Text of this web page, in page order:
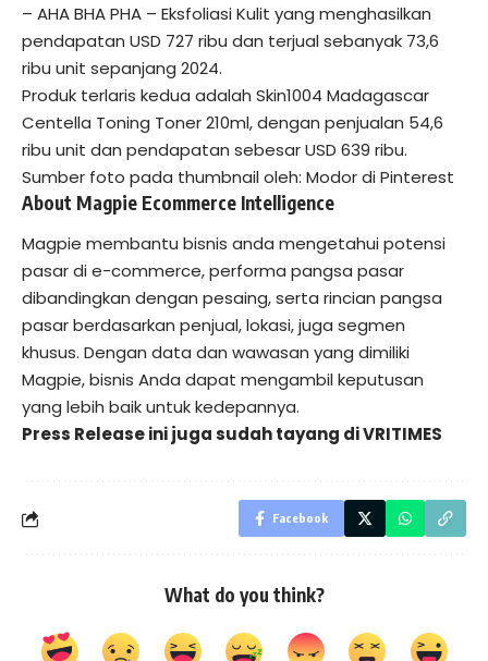
– AHA BHA PHA – Eksfoliasi Kulit yang menghasilkan
pendapatan USD 727 ribu dan terjual sebanyak 73,6
ribu unit sepanjang 2024.
Produk terlaris kedua adalah Skin1004 Madagascar
Centella Toning Toner 210ml, dengan penjualan 54,6
ribu unit dan pendapatan sebesar USD 639 ribu.
Sumber foto pada thumbnail oleh: Modor di Pinterest
About Magpie Ecommerce Intelligence
Magpie membantu bisnis anda mengetahui potensi
pasar di e-commerce, performa pangsa pasar
dibandingkan dengan pesaing, serta rincian pangsa
pasar berdasarkan penjual, lokasi, juga segmen
khusus. Dengan data dan wawasan yang dimiliki
Magpie, bisnis Anda dapat mengambil keputusan
yang lebih baik untuk kedepannya.
Press Release ini juga sudah tayang diVRITIMES
Facebook
What do you think?